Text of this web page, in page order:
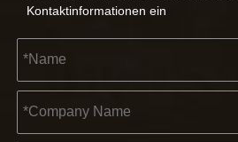
Kontaktinformationen ein